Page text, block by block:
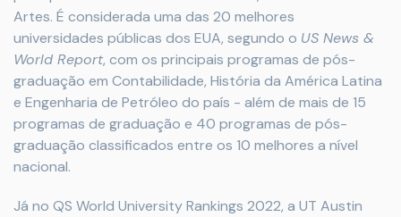
Artes. É considerada uma das 20 melhores
universidades públicas dos EUA, segundo o US News &
World Report, com os principais programas de pós-
graduação em Contabilidade, História da América Latina
e Engenharia de Petróleo do país - além de mais de 15
programas de graduação e 40 programas de pós-
graduação classificados entre os 10 melhores a nível
nacional.
Já no QS World University Rankings 2022, a UT Austin